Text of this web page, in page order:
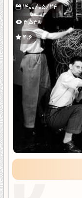
1400/05/24
4,548
4.6